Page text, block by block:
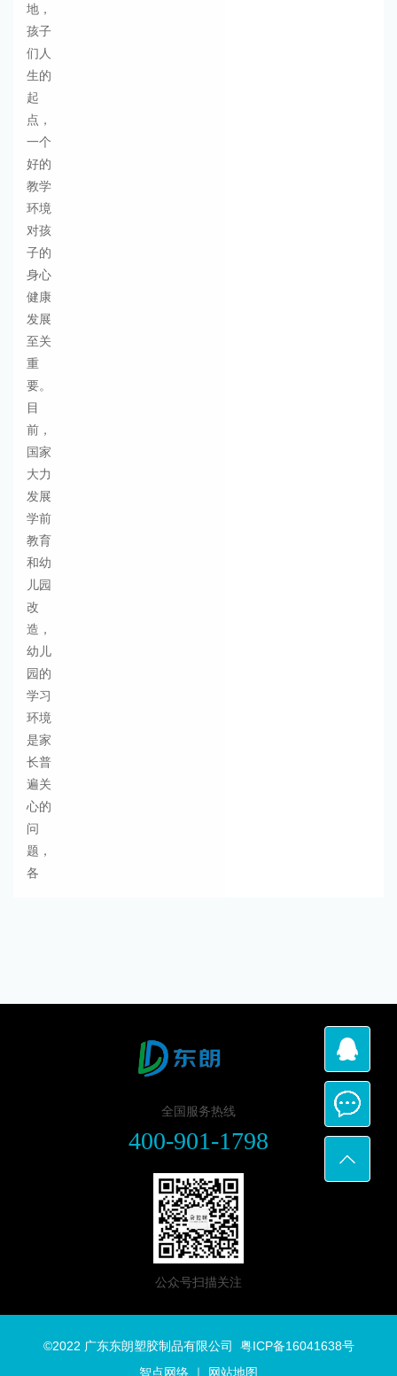
地，
孩子
们人
生的
起
点，
一个
好的
教学
环境
对孩
子的
身心
健康
发展
至关
重
要。
目
前，
国家
大力
发展
学前
教育
和幼
儿园
改
造，
幼儿
园的
学习
环境
是家
长普
遍关
心的
问
题，
各
全国服务热线
400-901-1798
公众号扫描关注
©2022 广东东朗塑胶制品有限公司 粤ICP备16041638号
智点网络 ｜ 网站地图